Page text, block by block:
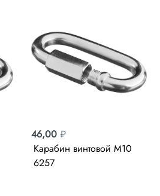
46,00 ₽
Карабин винтовой М10
6257